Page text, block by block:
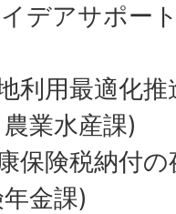
デアサポー
利用最適化
業水産課)
保険税納付
金課)